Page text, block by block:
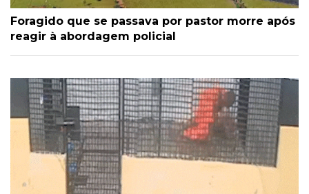
Foragido que se passava por pastor morre após
reagir à abordagem policial